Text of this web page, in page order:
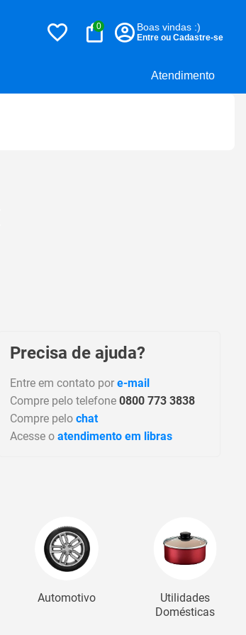
Atendimento
0 Boas vindas :)
Entre ou Cadastre-se
Precisa de ajuda?
Entre em contato por e-mail
Compre pelo telefone 0800 773 3838
Compre pelo chat
Acesse o atendimento em libras
Automotivo
Utilidades
Domésticas